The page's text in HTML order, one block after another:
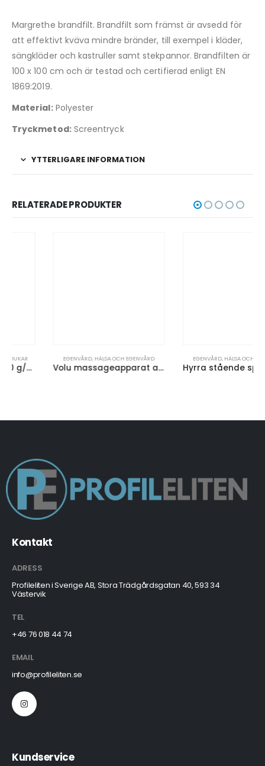
Margrethe brandfilt. Brandfilt som främst är avsedd för
att effektivt kväva mindre bränder, till exempel i kläder,
sängkläder och kastruller samt stekpannor. Brandfilten är
100 x 100 cm och är testad och certifierad enligt EN
1869:2019.
Material:Polyester
Tryckmetod:Screentryck
YTTERLIGARE INFORMATION
RELATERADE PRODUKTER
EGENVÅRD HÄLSA OCH EGENVÅRD
Volu massageapparat av bambu
EGENVÅRD HÄLSA OCH EGENVÅRD
Hyrra stående spegel av bambu
Kontakt
ADRESS
Profileliten i Sverige AB, Stora Trädgårdsgatan 40, 593 34
Västervik
TEL
+46 76 018 44 74
EMAIL
info@profileliten.se
Kundservice